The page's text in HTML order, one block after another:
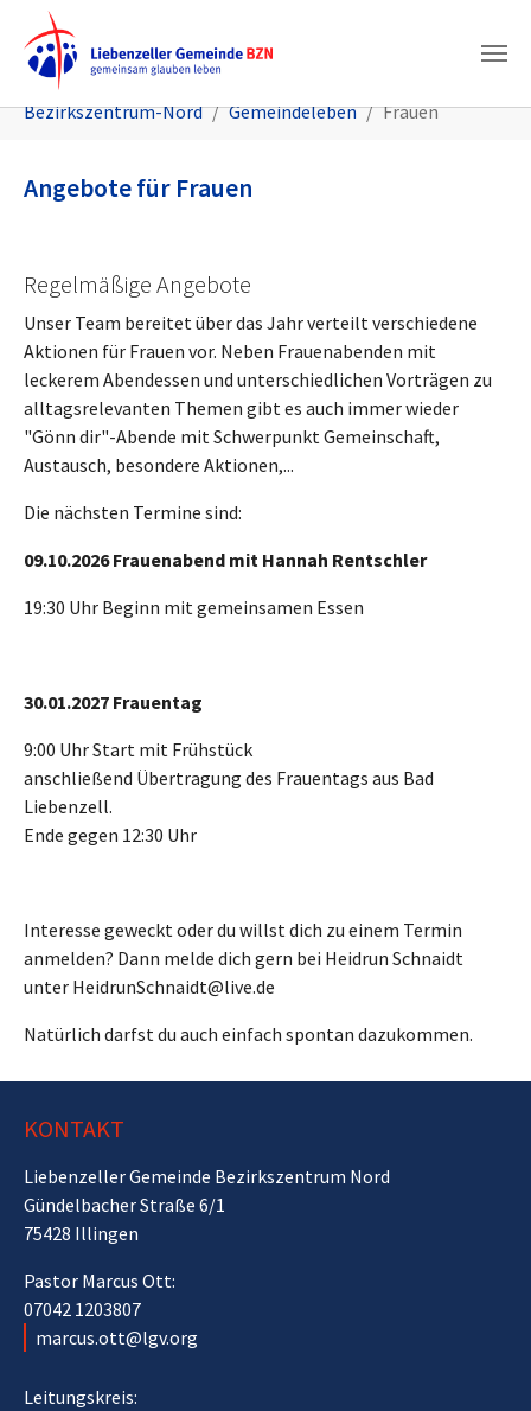
Zum Hauptinhalt springen
Sie sind hier:
Bezirkszentrum-Nord Gemeindeleben Frauen
Angebote für Frauen
Regelmäßige Angebote
Unser Team bereitet über das Jahr verteilt verschiedene
Aktionen für Frauen vor. Neben Frauenabenden mit
leckerem Abendessen und unterschiedlichen Vorträgen zu
alltagsrelevanten Themen gibt es auch immer wieder
"Gönn dir"-Abende mit Schwerpunkt Gemeinschaft,
Austausch, besondere Aktionen,...
Die nächsten Termine sind:
09.10.2026 Frauenabend mit Hannah Rentschler
19:30 Uhr Beginn mit gemeinsamen Essen
30.01.2027 Frauentag
9:00 Uhr Start mit Frühstück
anschließend Übertragung des Frauentags aus Bad
Liebenzell.
Ende gegen 12:30 Uhr
Interesse geweckt oder du willst dich zu einem Termin
anmelden? Dann melde dich gern bei Heidrun Schnaidt
unter HeidrunSchnaidt@live.de
Natürlich darfst du auch einfach spontan dazukommen.
KONTAKT
Liebenzeller Gemeinde Bezirkszentrum Nord
Gündelbacher Straße 6/1
75428 Illingen
Pastor Marcus Ott:
07042 1203807
marcus.ott@lgv.org
Leitungskreis: